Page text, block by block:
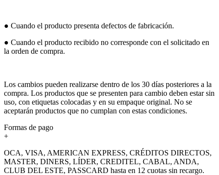
● Cuando el producto presenta defectos de fabricación.
● Cuando el producto recibido no corresponde con el solicitado en
la orden de compra.
Los cambios pueden realizarse dentro de los 30 días posteriores a la
compra. Los productos que se presenten para cambio deben estar sin
uso, con etiquetas colocadas y en su empaque original. No se
aceptarán productos que no cumplan con estas condiciones.
Formas de pago
+
OCA, VISA, AMERICAN EXPRESS, CRÉDITOS DIRECTOS,
MASTER, DINERS, LÍDER, CREDITEL, CABAL, ANDA,
CLUB DEL ESTE, PASSCARD hasta en 12 cuotas sin recargo.